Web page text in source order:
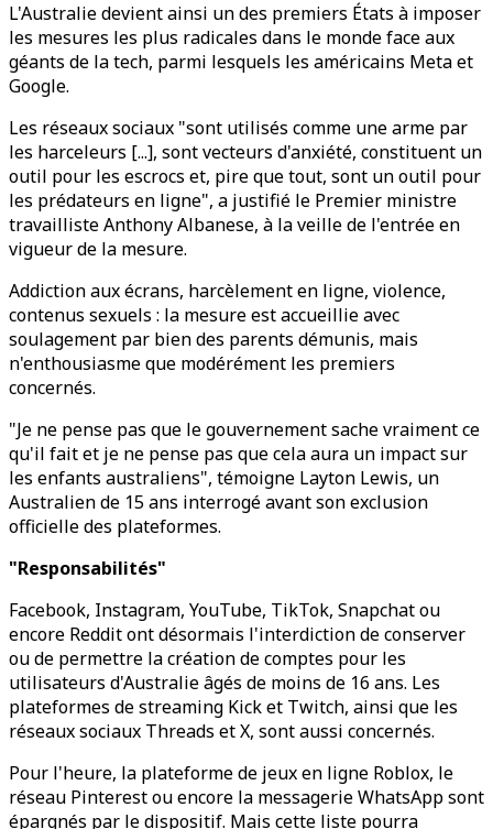
L'Australie devient ainsi un des premiers États à imposer
les mesures les plus radicales dans le monde face aux
géants de la tech, parmi lesquels les américains Meta et
Google.
Les réseaux sociaux "sont utilisés comme une arme par
les harceleurs [...], sont vecteurs d'anxiété, constituent un
outil pour les escrocs et, pire que tout, sont un outil pour
les prédateurs en ligne", a justifié le Premier ministre
travailliste Anthony Albanese, à la veille de l'entrée en
vigueur de la mesure.
Addiction aux écrans, harcèlement en ligne, violence,
contenus sexuels : la mesure est accueillie avec
soulagement par bien des parents démunis, mais
n'enthousiasme que modérément les premiers
concernés.
"Je ne pense pas que le gouvernement sache vraiment ce
qu'il fait et je ne pense pas que cela aura un impact sur
les enfants australiens", témoigne Layton Lewis, un
Australien de 15 ans interrogé avant son exclusion
officielle des plateformes.
"Responsabilités"
Facebook, Instagram, YouTube, TikTok, Snapchat ou
encore Reddit ont désormais l'interdiction de conserver
ou de permettre la création de comptes pour les
utilisateurs d'Australie âgés de moins de 16 ans. Les
plateformes de streaming Kick et Twitch, ainsi que les
réseaux sociaux Threads et X, sont aussi concernés.
Pour l'heure, la plateforme de jeux en ligne Roblox, le
réseau Pinterest ou encore la messagerie WhatsApp sont
épargnés par le dispositif. Mais cette liste pourra